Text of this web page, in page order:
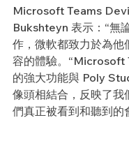
Microsoft Teams
Bukshteyn 表示：“無
作，微軟都致力於為他
容的體驗。“Microsoft
的強大功能與 Poly
像頭相結合，反映了我
們真正被看到和聽到的